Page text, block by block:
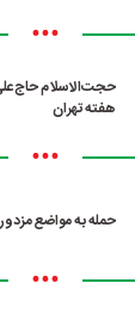
•••
حجت‌الاسلام
هفته تهران
•••
حمله به مواضع
•••